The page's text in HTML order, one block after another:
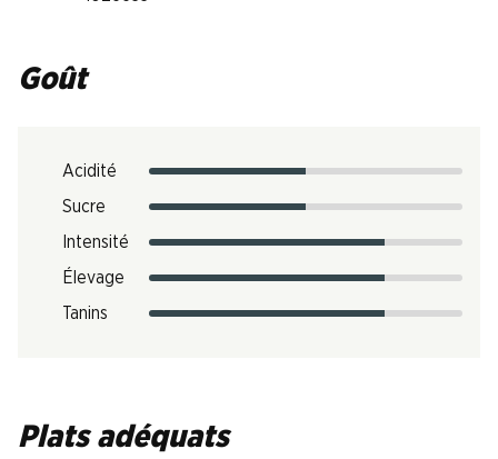
Goût
Acidité
Sucre
Intensité
Élevage
Tanins
Plats adéquats